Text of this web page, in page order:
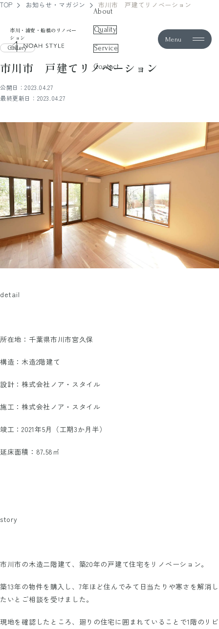
市川・浦安・船橋のリノベー
ション
noah style
About
Quality
Service
Contact
Menu
TOP お知らせ・マガジン 市川市 戸建てリノベーション
Gallery
市川市 戸建てリノベーション
公開日：2023.04.27
最終更新日：2023.04.27
detail
所在地：千葉県市川市宮久保
構造：木造2階建て
設計：株式会社ノア・スタイル
施工：株式会社ノア・スタイル
竣工：2021年5月（工期3か月半）
延床面積：87.58㎡
story
市川市の木造二階建て、築20年の戸建て住宅をリノベーション。
築13年の物件を購入し、7年ほど住んでみて日当たりや寒さを解消し
たいとご相談を受けました。
現地を確認したところ、廻りの住宅に囲まれていることで1階のリビ